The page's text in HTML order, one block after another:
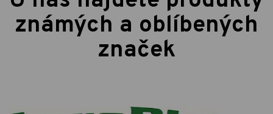
známých a oblíbených
značek